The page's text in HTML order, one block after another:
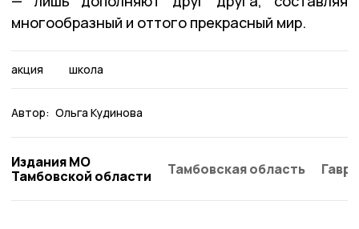
многообразный и оттого прекрасный мир.
акция школа
Автор: Ольга Кудинова
Издания МО
Тамбовской области
Тамбовская область